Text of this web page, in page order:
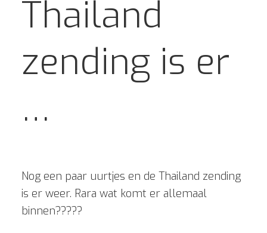
Thailand
zending is er
…
Nog een paar uurtjes en de Thailand zending
is er weer. Rara wat komt er allemaal
binnen?????